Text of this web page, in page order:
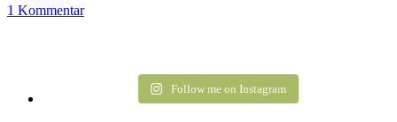
1 Kommentar
Follow me on Instagram